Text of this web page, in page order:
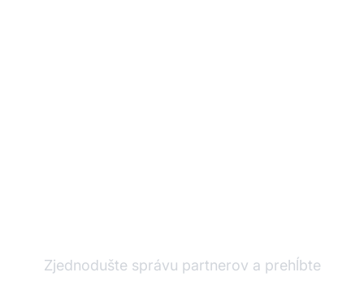
Zjednodušte správu partnerov a prehĺbte